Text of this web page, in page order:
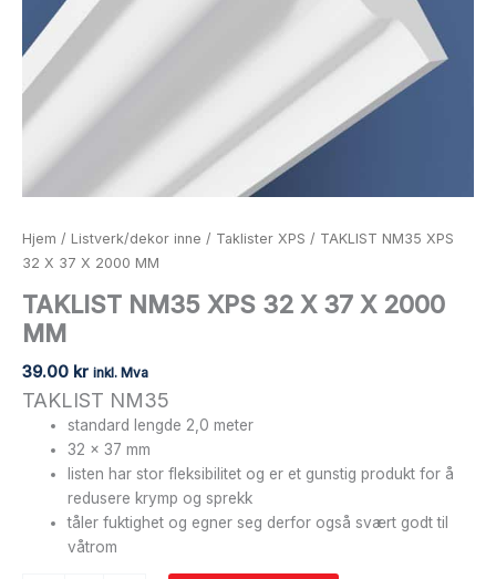
Hjem / Listverk/dekor inne / Taklister XPS / TAKLIST NM35 XPS
32 X 37 X 2000 MM
TAKLIST NM35 XPS 32 X 37 X 2000
MM
39.00 kr inkl. Mva
TAKLIST NM35
standard lengde 2,0 meter
32 x 37 mm
listen har stor fleksibilitet og er et gunstig produkt for å
redusere krymp og sprekk
tåler fuktighet og egner seg derfor også svært godt til
våtrom